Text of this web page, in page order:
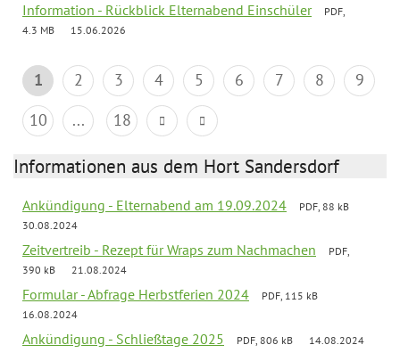
Information - Rückblick Elternabend Einschüler
PDF,
4.3 MB
15.06.2026
1 2 3 4 5 6 7 8
9
10
... 18
Informationen aus dem Hort Sandersdorf
Ankündigung - Elternabend am 19.09.2024
PDF, 88 kB
30.08.2024
Zeitvertreib - Rezept für Wraps zum Nachmachen
PDF,
390 kB
21.08.2024
Formular - Abfrage Herbstferien 2024
PDF, 115 kB
16.08.2024
Ankündigung - Schließtage 2025 PDF, 806 kB 14.08.2024